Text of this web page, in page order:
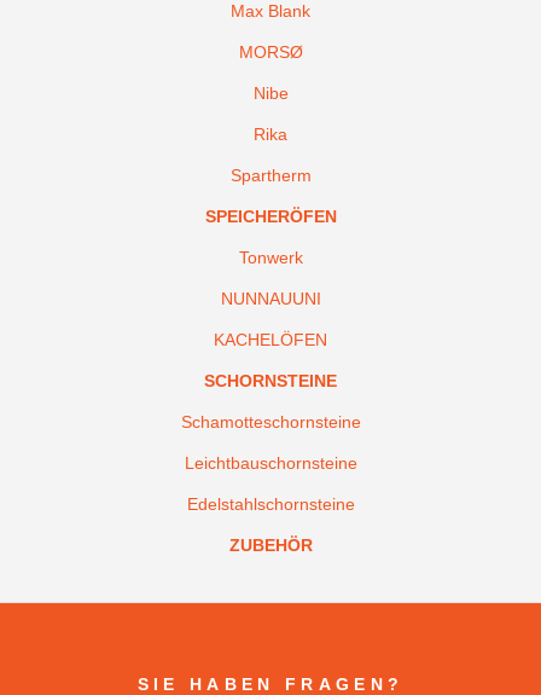
Max Blank
MORSØ
Nibe
Rika
Spartherm
SPEICHERÖFEN
Tonwerk
NUNNAUUNI
KACHELÖFEN
SCHORNSTEINE
Schamotteschornsteine
Leichtbauschornsteine
Edelstahlschornsteine
ZUBEHÖR
SIE HABEN FRAGEN?